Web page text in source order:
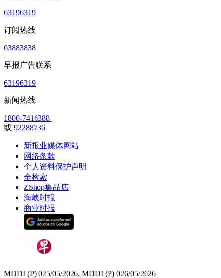
63196319
订阅热线
63883838
早报广告联系
63196319
新闻热线
1800-7416388
或 92288736
新报业媒体网站
网络条款
个人资料保护声明
全检索
ZShop集品店
海峡时报
商业时报
MDDI (P) 025/05/2026, MDDI (P) 026/05/2026